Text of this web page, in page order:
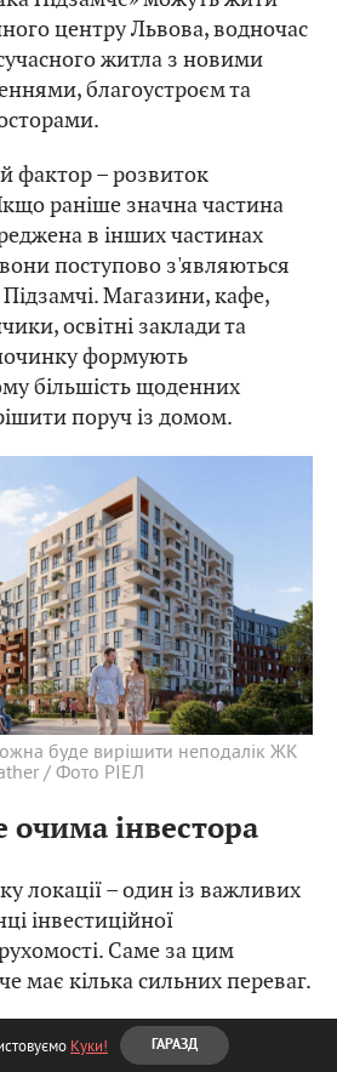
центру Львова, водночас
житла з новими
благоустроєм та
фактор – розвиток
раніше значна частина
в інших частинах
вони поступово з'являються
Магазини, кафе,
освітні заклади та
формують
більшість щоденних
поруч із домом.
буде вирішити неподалік ЖК
/ Фото РІЕЛ
очима інвестора
локації – один із важливих
інвестиційної
Саме за цим
має кілька сильних переваг.
значення має не лише
а й перспективи
Куки! ГАРАЗД